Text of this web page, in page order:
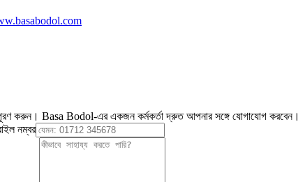
পূরণ করুন। Basa Bodol-এর একজন কর্মকর্তা দ্রুত আপনার সঙ্গে যোগাযোগ করবেন।
নম্বর